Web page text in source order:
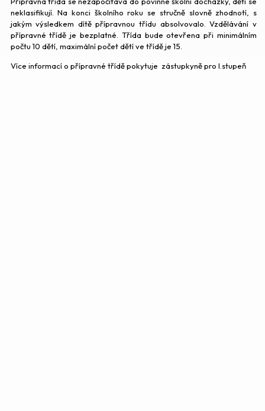
neklasifikují. Na konci školního roku se stručně slovně zhodnotí, s
jakým výsledkem dítě přípravnou třídu absolvovalo. Vzdělávání v
přípravné třídě je bezplatné. Třída bude otevřena při minimálním
počtu 10 dětí, maximální počet dětí ve třídě je 15.
Více informací o přípravné třídě pokytuje zástupkyně pro I.stupeň